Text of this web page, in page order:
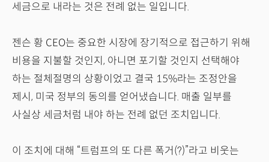
세금으로 내라는 것은 전례 없는 일입니다.
젠슨 황 CEO는 중요한 시장에 장기적으로 접근하기 위해
비용을 지불할 것인지, 아니면 포기할 것인지 선택해야
하는 절체절명의 상황이었고 결국 15%라는 조정안을
제시, 미국 정부의 동의를 얻어냈습니다. 매출 일부를
사실상 세금처럼 내야 하는 전례 없던 조치입니다.
이 조치에 대해 “트럼프의 또 다른 폭거(?)”라고 비웃는